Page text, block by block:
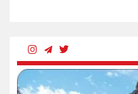
حفظ امنیت انرژی